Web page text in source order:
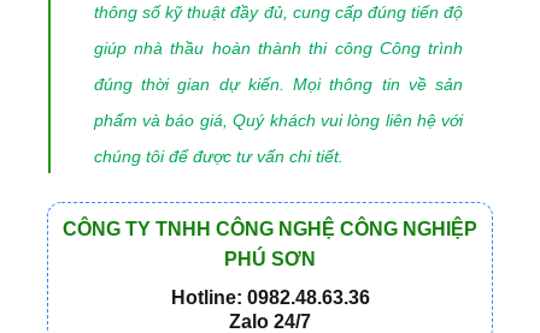
thông số kỹ thuật đầy đủ, cung cấp đúng tiến độ
giúp nhà thầu hoàn thành thi công Công trình
đúng thời gian dự kiến. Mọi thông tin về sản
phẩm và báo giá, Quý khách vui lòng liên hệ với
chúng tôi để được tư vấn chi tiết.
CÔNG TY TNHH CÔNG NGHỆ CÔNG NGHIỆP
PHÚ SƠN
Hotline: 0982.48.63.36
Zalo 24/7